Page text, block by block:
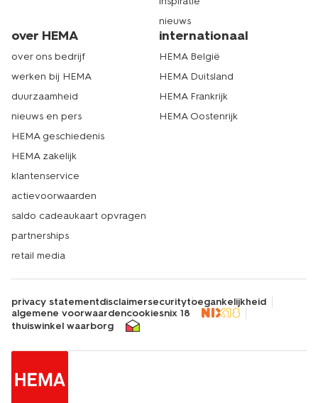
nieuws
over HEMA
over ons bedrijf
werken bij HEMA
duurzaamheid
nieuws en pers
HEMA geschiedenis
HEMA zakelijk
klantenservice
actievoorwaarden
saldo cadeaukaart opvragen
partnerships
retail media
internationaal
HEMA België
HEMA Duitsland
HEMA Frankrijk
HEMA Oostenrijk
privacy statementdisclaimersecuritytoegankelijkheid
algemene voorwaardencookiesnix 18
thuiswinkel waarborg